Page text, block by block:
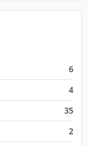
6
4
35
2